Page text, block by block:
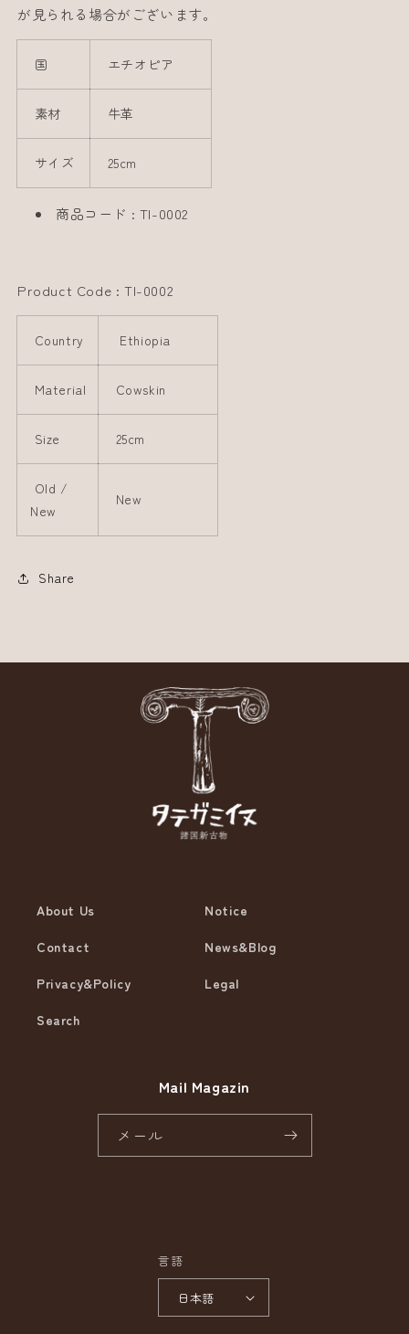
が見られる場合がございます。
国 エチオピア
素材 牛革
サイズ 25cm
商品コード : TI-0002
Product Code : TI-0002
Country Ethiopia
Material Cowskin
Size 25cm
Old /
New
New
Share
About Us
Notice
Contact
News&Blog
Privacy&Policy
Legal
Search
Mail Magazin
メール
言語
日本語